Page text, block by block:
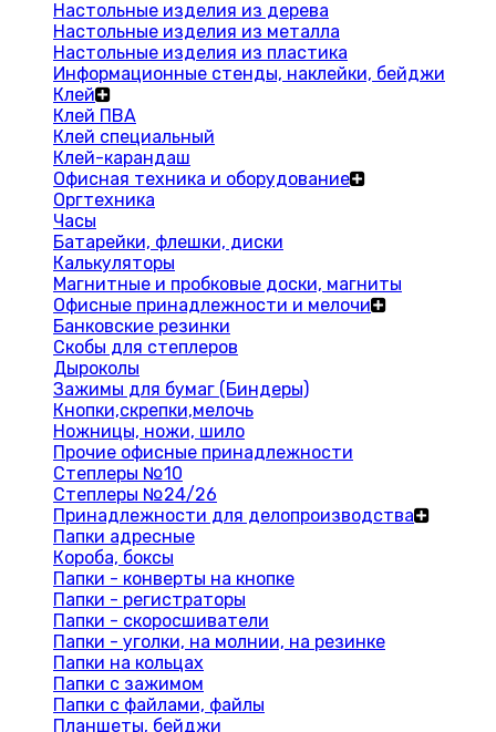
Настольные изделия из дерева
Настольные изделия из металла
Настольные изделия из пластика
Информационные стенды, наклейки, бейджи
Клей
Клей ПВА
Клей специальный
Клей-карандаш
Офисная техника и оборудование
Оргтехника
Часы
Батарейки, флешки, диски
Калькуляторы
Магнитные и пробковые доски, магниты
Офисные принадлежности и мелочи
Банковские резинки
Скобы для степлеров
Дыроколы
Зажимы для бумаг (Биндеры)
Кнопки,скрепки,мелочь
Ножницы, ножи, шило
Прочие офисные принадлежности
Степлеры №10
Степлеры №24/26
Принадлежности для делопроизводства
Папки адресные
Короба, боксы
Папки - конверты на кнопке
Папки - регистраторы
Папки - скоросшиватели
Папки - уголки, на молнии, на резинке
Папки на кольцах
Папки с зажимом
Папки с файлами, файлы
Планшеты, бейджи